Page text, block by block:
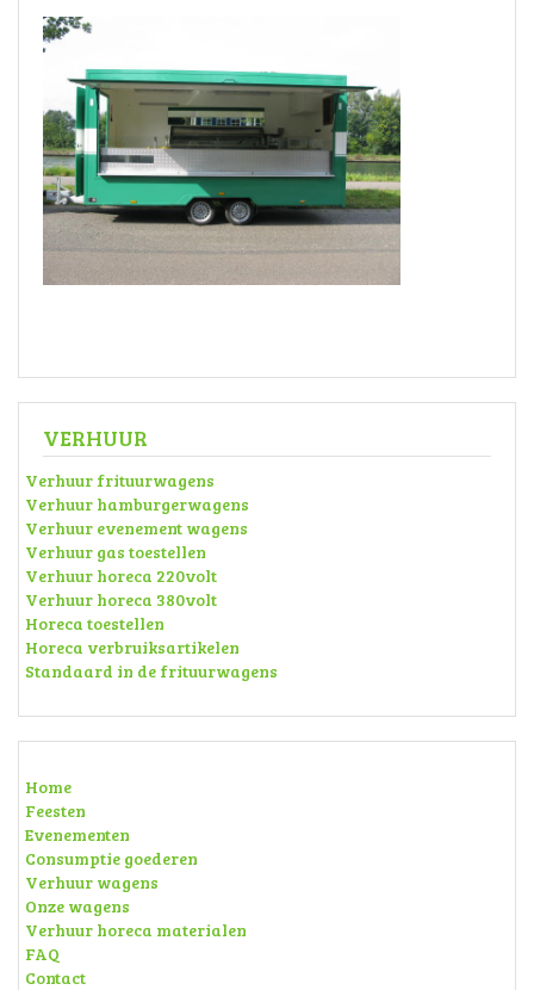
VERHUUR
Verhuur frituurwagens
Verhuur hamburgerwagens
Verhuur evenement wagens
Verhuur gas toestellen
Verhuur horeca 220volt
Verhuur horeca 380volt
Horeca toestellen
Horeca verbruiksartikelen
Standaard in de frituurwagens
Home
Feesten
Evenementen
Consumptie goederen
Verhuur wagens
Onze wagens
Verhuur horeca materialen
FAQ
Contact